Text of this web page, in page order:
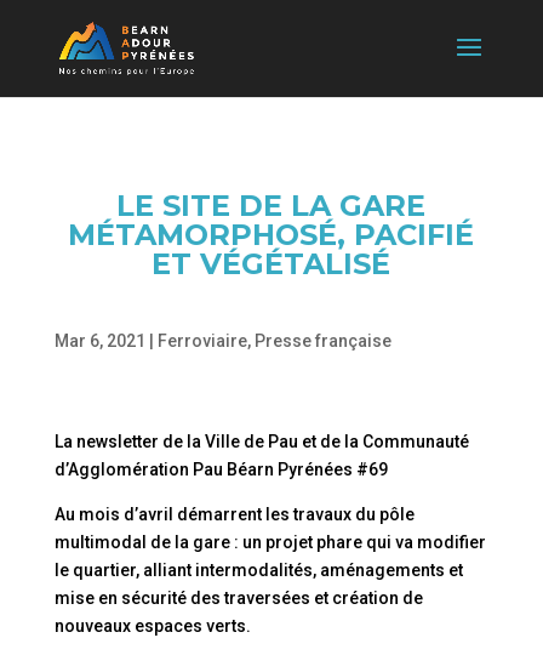
LE SITE DE LA GARE
MÉTAMORPHOSÉ, PACIFIÉ
ET VÉGÉTALISÉ
Mar 6, 2021 Ferroviaire, Presse française
La newsletter de la Ville de Pau et de la Communauté
d’Agglomération Pau Béarn Pyrénées #69
Au mois d’avril démarrent les travaux du pôle
multimodal de la gare : un projet phare qui va modifier
le quartier, alliant intermodalités, aménagements et
mise en sécurité des traversées et création de
nouveaux espaces verts.